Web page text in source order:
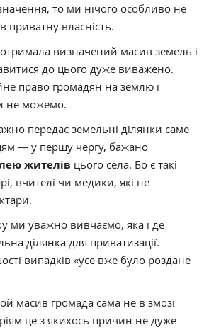
то ми нічого особливо не
приватну власність.
визначений масив земель і
до цього дуже виважено.
право громадян на землю і
не можемо.
передає земельні ділянки саме
— у першу чергу, бажано
жителів цього села. Бо є такі
вчителі чи медики, які не
ми уважно вивчаємо, яка і де
ділянка для приватизації.
випадків «усе вже було роздане
масив громада сама не в змозі
це з якихось причин не дуже